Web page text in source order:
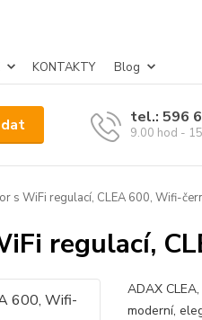
KONTAKTY Blog
tel.: 596
9.00 hod -
s WiFi regulací, CLEA 600, Wifi-
regulací,
ADAX
moderní,